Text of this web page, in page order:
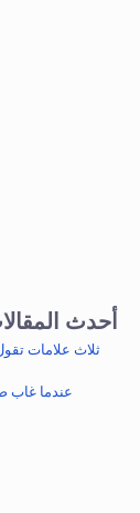
أحدث
ثلاث علامات
عندما غاب